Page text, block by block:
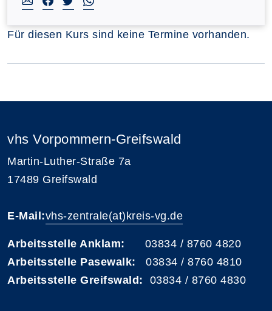
Für diesen Kurs sind keine Termine vorhanden.
vhs Vorpommern-Greifswald
Martin-Luther-Straße 7a
17489 Greifswald
E-Mail:vhs-zentrale(at)kreis-vg.de
Arbeitsstelle Anklam: 03834 / 8760 4820
Arbeitsstelle Pasewalk: 03834 / 8760 4810
Arbeitsstelle Greifswald: 03834 / 8760 4830